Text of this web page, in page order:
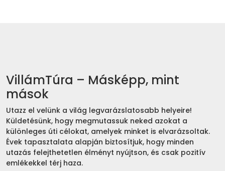
VillámTúra – Másképp, mint
mások
Utazz el velünk a világ legvarázslatosabb helyeire!
Küldetésünk, hogy megmutassuk neked azokat a
különleges úti célokat, amelyek minket is elvarázsoltak.
Évek tapasztalata alapján biztosítjuk, hogy minden
utazás felejthetetlen élményt nyújtson, és csak pozitív
emlékekkel térj haza.